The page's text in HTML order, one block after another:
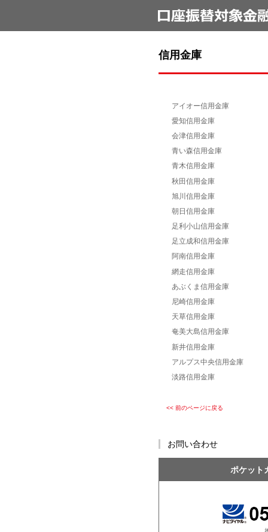
信用金庫
アイオー信用金庫
愛知信用金庫
会津信用金庫
青い森信用金庫
青木信用金庫
秋田信用金庫
旭川信用金庫
朝日信用金庫
足利小山信用金庫
足立成和信用金庫
阿南信用金庫
網走信用金庫
あぶくま信用金庫
尼崎信用金庫
天草信用金庫
奄美大島信用金庫
新井信用金庫
アルプス中央信用金庫
淡路信用金庫
<< 前のページに戻る
お問い合わせ
ポケット